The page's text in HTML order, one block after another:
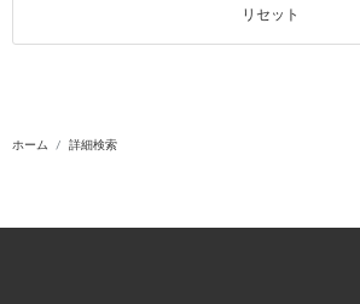
リセット
ホーム 詳細検索